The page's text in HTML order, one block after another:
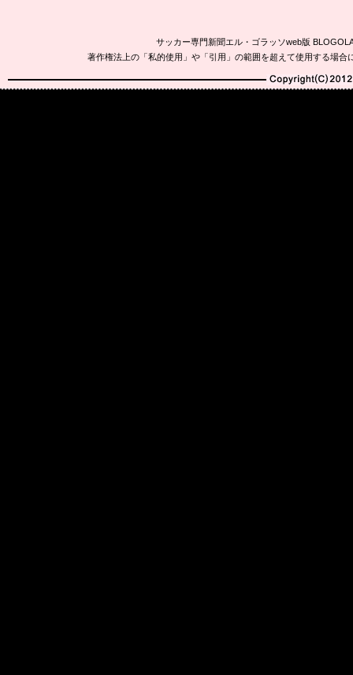
サッカー専門新聞エル・ゴラッソweb版
著作権法上の「私的使用」や「引用」の範囲を超えて使用する場
Copyright(C)2010-